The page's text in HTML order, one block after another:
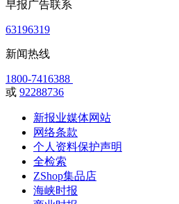
早报广告联系
63196319
新闻热线
1800-7416388
或 92288736
新报业媒体网站
网络条款
个人资料保护声明
全检索
ZShop集品店
海峡时报